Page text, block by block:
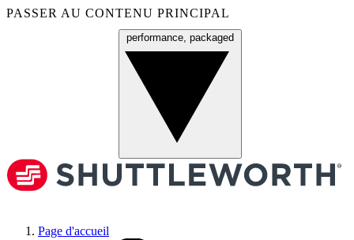
PASSER AU CONTENU PRINCIPAL
performance, packaged
Page d'accueil